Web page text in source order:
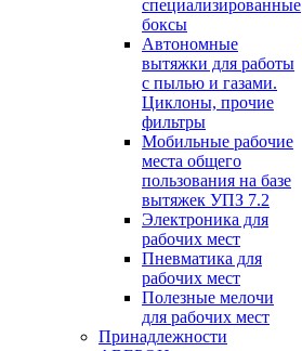
специализированные
боксы
Автономные
вытяжки для работы
с пылью и газами.
Циклоны, прочие
фильтры
Мобильные рабочие
места общего
пользования на базе
вытяжек УПЗ 7.2
Электроника для
рабочих мест
Пневматика для
рабочих мест
Полезные мелочи
для рабочих мест
Принадлежности